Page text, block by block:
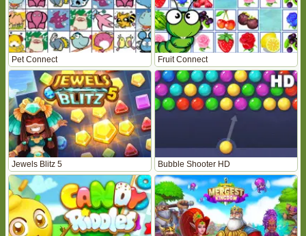
Pet Connect Fruit Connect
Jewels Blitz 5 Bubble Shooter HD